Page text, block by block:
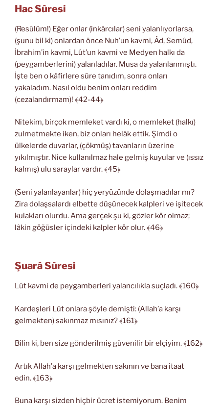
Hac Sûresi
(Resûlüm!) Eğer onlar (inkârcılar) seni yalanlıyorlarsa,
(şunu bil ki) onlardan önce Nuh’un kavmi, Âd, Semûd,
İbrahim’in kavmi, Lût’un kavmi ve Medyen halkı da
(peygamberlerini) yalanladılar. Musa da yalanlanmıştı.
İşte ben o kâfirlere süre tanıdım, sonra onları
yakaladım. Nasıl oldu benim onları reddim
(cezalandırmam)! ﴾42-44﴿
Nitekim, birçok memleket vardı ki, o memleket (halkı)
zulmetmekte iken, biz onları helâk ettik. Şimdi o
ülkelerde duvarlar, (çökmüş) tavanların üzerine
yıkılmıştır. Nice kullanılmaz hale gelmiş kuyular ve (ıssız
kalmış) ulu saraylar vardır. ﴾45﴿
(Seni yalanlayanlar) hiç yeryüzünde dolaşmadılar mı?
Zira dolaşsalardı elbette düşünecek kalpleri ve işitecek
kulakları olurdu. Ama gerçek şu ki, gözler kör olmaz;
lâkin göğüsler içindeki kalpler kör olur. ﴾46﴿
Şuarâ Sûresi
Lût kavmi de peygamberleri yalancılıkla suçladı. ﴾160﴿
Kardeşleri Lût onlara şöyle demişti: (Allah’a karşı
gelmekten) sakınmaz mısınız? ﴾161﴿
Bilin ki, ben size gönderilmiş güvenilir bir elçiyim. ﴾162﴿
Artık Allah’a karşı gelmekten sakının ve bana itaat
edin. ﴾163﴿
Buna karşı sizden hiçbir ücret istemiyorum. Benim